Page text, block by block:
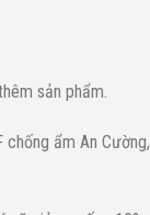
sản phẩm.
ẩm An Cường,